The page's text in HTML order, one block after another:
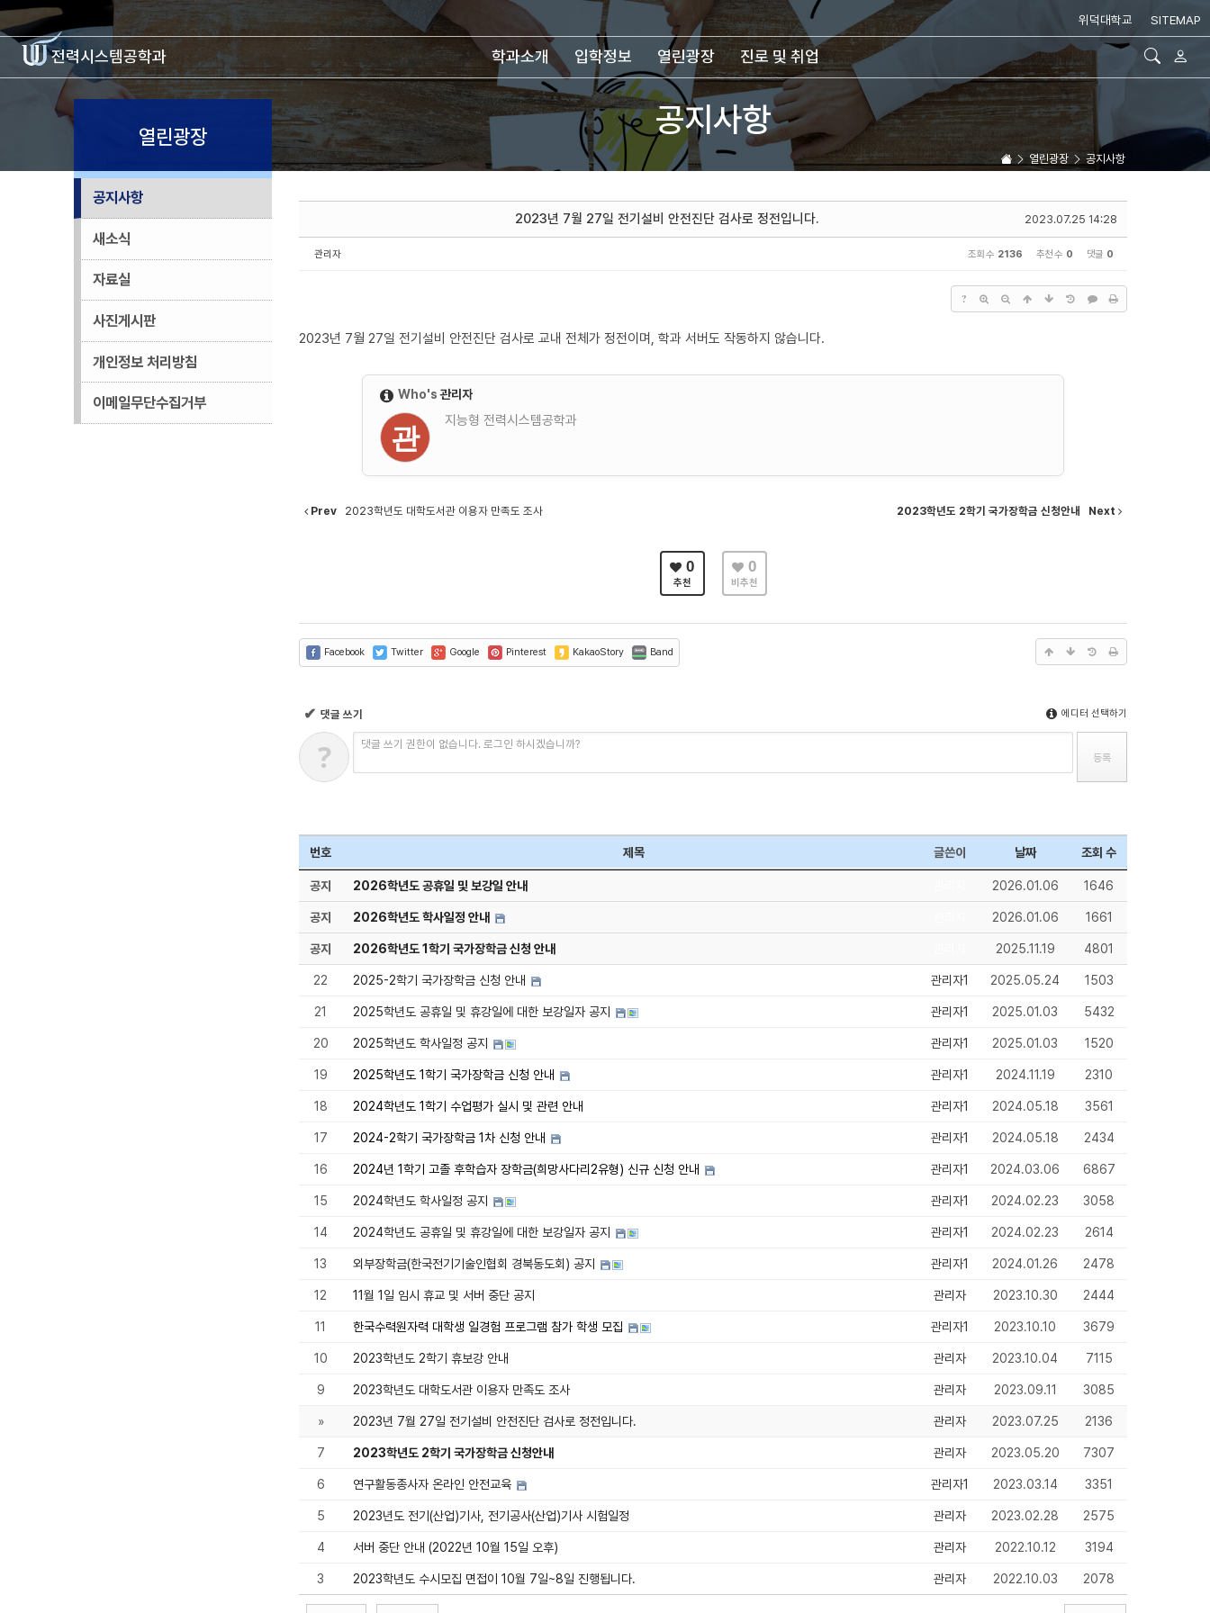
위덕대학교 SITEMAP
전력시스템공학과 학과소개 입학정보 열린광장 진로 및 취업
열린광장 공지사항
열린광장 공지사항
공지사항
새소식
자료실
사진게시판
개인정보 처리방침
이메일무단수집거부
2023.07.25 14:28
2023년 7월 27일 전기설비 안전진단 검사로 정전입니다.
관리자 조회 수 2136 추천 수 0 댓글 0
?
2023년 7월 27일 전기설비 안전진단 검사로 교내 전체가 정전이며, 학과 서버도 작동하지 않습니다.
Who's관리자
관 지능형 전력시스템공학과
Prev 2023학년도 대학도서관 이용자 만족도 조사 2023학년도 2학기 국가장학금 신청안내 Next
0
추천
0
비추천
Facebook Twitter Google Pinterest KakaoStory Band
✔ 댓글 쓰기 에디터 선택하기
? 댓글 쓰기 권한이 없습니다. 로그인 하시겠습니까?
번호 제목 글쓴이 날짜 조회 수
공지 2026학년도 공휴일 및 보강일 안내 2026.01.06 1646
공지 2026학년도 학사일정 안내 2026.01.06 1661
공지 2026학년도 1학기 국가장학금 신청 안내 2025.11.19 4801
22 2025-2학기 국가장학금 신청 안내 관리자1 2025.05.24 1503
21 2025학년도 공휴일 및 휴강일에 대한 보강일자 공지 관리자1 2025.01.03 5432
20 2025학년도 학사일정 공지 관리자1 2025.01.03 1520
19 2025학년도 1학기 국가장학금 신청 안내 관리자1 2024.11.19 2310
18 2024학년도 1학기 수업평가 실시 및 관련 안내 관리자1 2024.05.18 3561
17 2024-2학기 국가장학금 1차 신청 안내 관리자1 2024.05.18 2434
16 2024년 1학기 고졸 후학습자 장학금(희망사다리2유형) 신규 신청 안내 관리자1 2024.03.06 6867
15 2024학년도 학사일정 공지 관리자1 2024.02.23 3058
14 2024학년도 공휴일 및 휴강일에 대한 보강일자 공지 관리자1 2024.02.23 2614
13 외부장학금(한국전기기술인협회 경북동도회) 공지 관리자1 2024.01.26 2478
12 11월 1일 임시 휴교 및 서버 중단 공지 관리자 2023.10.30 2444
11 한국수력원자력 대학생 일경험 프로그램 참가 학생 모집 관리자1 2023.10.10 3679
10 2023학년도 2학기 휴보강 안내 관리자 2023.10.04 7115
9 2023학년도 대학도서관 이용자 만족도 조사 관리자 2023.09.11 3085
» 2023년 7월 27일 전기설비 안전진단 검사로 정전입니다. 관리자 2023.07.25 2136
7 2023학년도 2학기 국가장학금 신청안내 관리자 2023.05.20 7307
6 연구활동종사자 온라인 안전교육 관리자1 2023.03.14 3351
5 2023년도 전기(산업)기사, 전기공사(산업)기사 시험일정 관리자 2023.02.28 2575
4 서버 중단 안내 (2022년 10월 15일 오후) 관리자 2022.10.12 3194
3 2023학년도 수시모집 면접이 10월 7일~8일 진행됩니다. 관리자 2022.10.03 2078